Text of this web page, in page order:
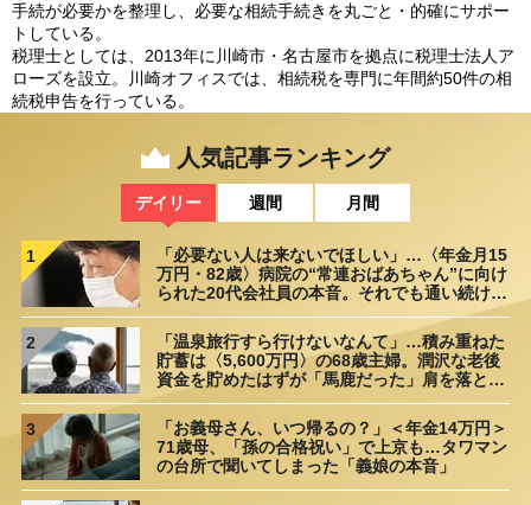
手続が必要かを整理し、必要な相続手続きを丸ごと・的確にサポー
トしている。
税理士としては、2013年に川崎市・名古屋市を拠点に税理士法人ア
ローズを設立。川崎オフィスでは、相続税を専門に年間約50件の相
続税申告を行っている。
人気記事ランキング
デイリー 週間 月間
1
「必要ない人は来ないでほしい」…〈年金月15
万円・82歳〉病院の“常連おばあちゃん”に向け
られた20代会社員の本音。それでも通い続ける
2
「温泉旅行すら行けないなんて」…積み重ねた
貯蓄は〈5,600万円〉の68歳主婦。潤沢な老後
資金を貯めたはずが「馬鹿だった」肩を落とす
3
「お義母さん、いつ帰るの？」＜年金14万円＞
71歳母、「孫の合格祝い」で上京も…タワマン
の台所で聞いてしまった「義娘の本音」